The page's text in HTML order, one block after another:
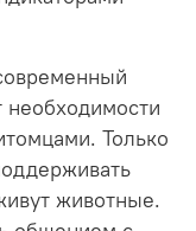
необходимости
Только
животные.